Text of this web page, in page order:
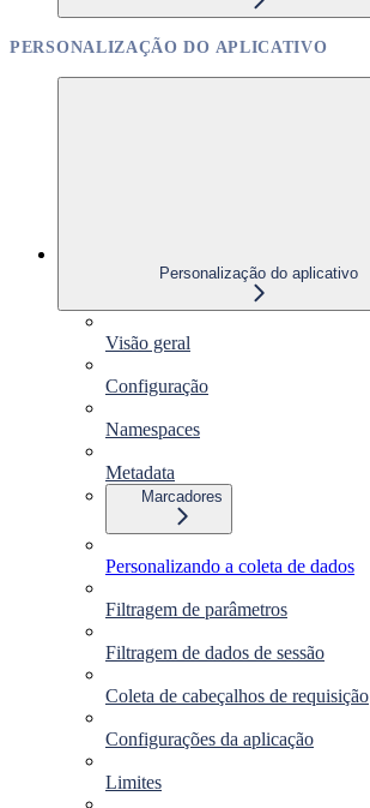
PERSONALIZAÇÃO DO APLICATIVO
Personalização do aplicativo
Visão geral
Configuração
Namespaces
Metadata
Marcadores
Personalizando a coleta de dados
Filtragem de parâmetros
Filtragem de dados de sessão
Coleta de cabeçalhos de requisição
Configurações da aplicação
Limites